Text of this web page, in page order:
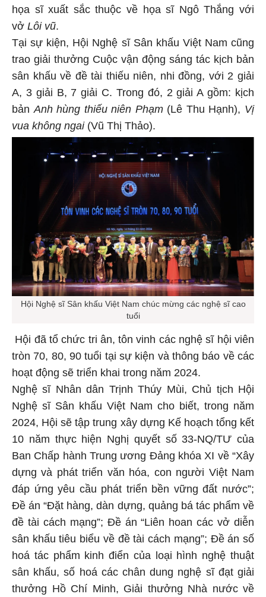
họa sĩ xuất sắc thuộc về họa sĩ Ngô Thắng với
vở Lôi vũ.
Tại sự kiện, Hội Nghệ sĩ Sân khấu Việt Nam cũng
trao giải thưởng Cuộc vận động sáng tác kịch bản
sân khấu về đề tài thiếu niên, nhi đồng, với 2 giải
A, 3 giải B, 7 giải C. Trong đó, 2 giải A gồm: kịch
bảnAnh hùng thiếu niên Phạm(Lê Thu Hạnh), Vị
vua không ngai (Vũ Thị Thảo).
Hội Nghệ sĩ Sân khấu Việt Nam chúc mừng các nghệ sĩ cao
tuổi
Hội đã tổ chức tri ân, tôn vinh các nghệ sĩ hội viên
tròn 70, 80, 90 tuổi tại sự kiện và thông báo về các
hoạt động sẽ triển khai trong năm 2024.
Nghệ sĩ Nhân dân Trịnh Thúy Mùi, Chủ tịch Hội
Nghệ sĩ Sân khấu Việt Nam cho biết, trong năm
2024, Hội sẽ tập trung xây dựng Kế hoạch tổng kết
10 năm thực hiện Nghị quyết số 33-NQ/TƯ của
Ban Chấp hành Trung ương Đảng khóa XI về “Xây
dựng và phát triển văn hóa, con người Việt Nam
đáp ứng yêu cầu phát triển bền vững đất nước”;
Đề án “Đặt hàng, dàn dựng, quảng bá tác phẩm về
đề tài cách mạng”; Đề án “Liên hoan các vở diễn
sân khấu tiêu biểu về đề tài cách mạng”; Đề án số
hoá tác phẩm kinh điển của loại hình nghệ thuật
sân khấu, số hoá các chân dung nghệ sĩ đạt giải
thưởng Hồ Chí Minh, Giải thưởng Nhà nước về